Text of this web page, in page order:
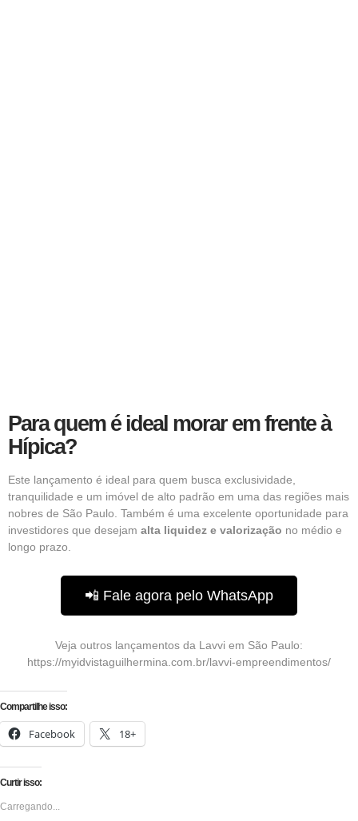
Para quem é ideal morar em frente à
Hípica?
Este lançamento é ideal para quem busca exclusividade,
tranquilidade e um imóvel de alto padrão em uma das regiões mais
nobres de São Paulo. Também é uma excelente oportunidade para
investidores que desejam alta liquidez e valorização no médio e
longo prazo.
📲 Fale agora pelo WhatsApp
Veja outros lançamentos da Lavvi em São Paulo:
https://myidvistaguilhermina.com.br/lavvi-empreendimentos/
Compartilhe isso:
Facebook 18+
Curtir isso:
Carregando...